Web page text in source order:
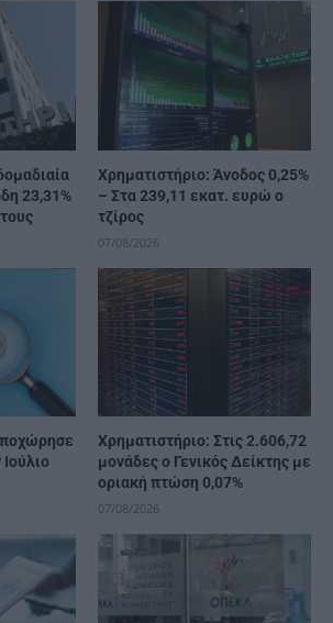
23,31%
Χρηματιστήριο: Άνοδος 0,25%
– Στα 239,11 εκατ. ευρώ ο
τζίρος
07/08/2026
Χρηματιστήριο: Στις 2.606,72
μονάδες ο Γενικός Δείκτης με
οριακή πτώση 0,07%
07/08/2026